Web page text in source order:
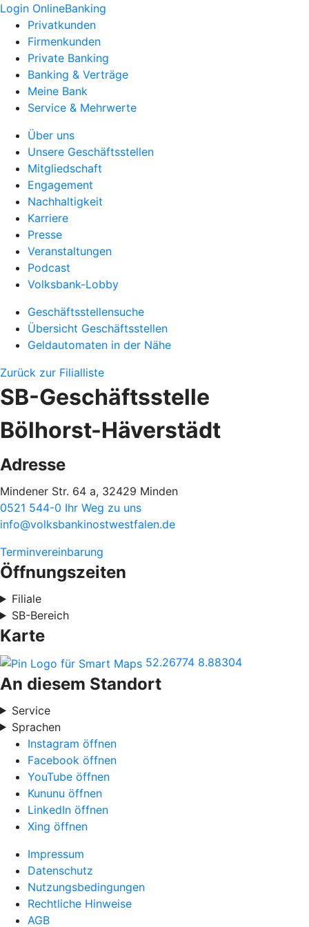
Login OnlineBanking
Privatkunden
Firmenkunden
Private Banking
Banking & Verträge
Meine Bank
Service & Mehrwerte
Über uns
Unsere Geschäftsstellen
Mitgliedschaft
Engagement
Nachhaltigkeit
Karriere
Presse
Veranstaltungen
Podcast
Volksbank-Lobby
Geschäftsstellensuche
Übersicht Geschäftsstellen
Geldautomaten in der Nähe
Zurück zur Filialliste
SB-Geschäftsstelle
Bölhorst-Häverstädt
Adresse
Mindener Str. 64 a, 32429 Minden
0521 544-0 Ihr Weg zu uns
info@volksbankinostwestfalen.de
Terminvereinbarung
Öffnungszeiten
Filiale
SB-Bereich
Karte
52.26774 8.88304
An diesem Standort
Service
Sprachen
Instagram öffnen
Facebook öffnen
YouTube öffnen
Kununu öffnen
LinkedIn öffnen
Xing öffnen
Impressum
Datenschutz
Nutzungsbedingungen
Rechtliche Hinweise
AGB